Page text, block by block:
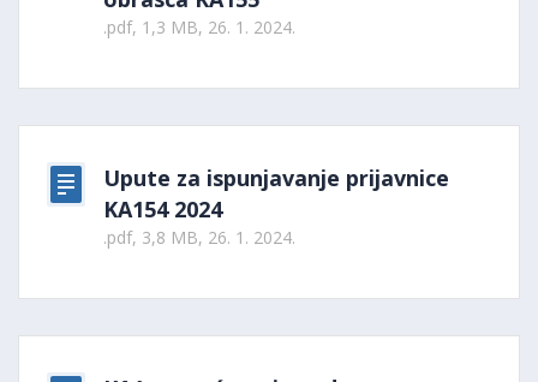
.pdf, 1,3 MB, 26. 1. 2024.
Upute za ispunjavanje prijavnice
KA154 2024
.pdf, 3,8 MB, 26. 1. 2024.